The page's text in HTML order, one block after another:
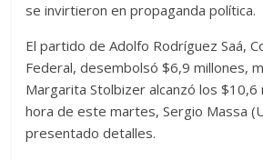
se invirtieron en propaganda política.
El partido de Adolfo Rodríguez Saá,
Federal, desembolsó $6,9 millones,
Margarita Stolbizer alcanzó los $10,6
hora de este martes, Sergio Massa
presentado detalles.